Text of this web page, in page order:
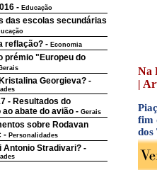
- Educação
das escolas secundárias
reflação? - Economia
prémio "Europeu do
Georgieva? -
- Resultados do
ao abate do avião - Gerais
sobre Rodavan
- Personalidades
Antonio Stradivari? -
Na
|
fim
dos